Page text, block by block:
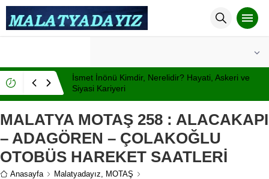
İsmet İnönü Kimdir, Nerelidir? Hayati, Askeri ve
Siyasi Kariyeri
MALATYA MOTAŞ 258 : ALACAKAPI
– ADAGÖREN – ÇOLAKOĞLU
OTOBÜS HAREKET SAATLERİ
Anasayfa Malatyadayız
MOTAŞ